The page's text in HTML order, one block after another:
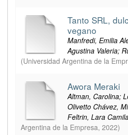
Tanto SRL,
vegano
Manfredi, Emilia
Agustina Valeria;
(Universidad Argentina de la
Awora Meraki
Altman, Carolina;
Olivetto Chávez,
Feltrin, Lara
Argentina de la Empresa, 2022)